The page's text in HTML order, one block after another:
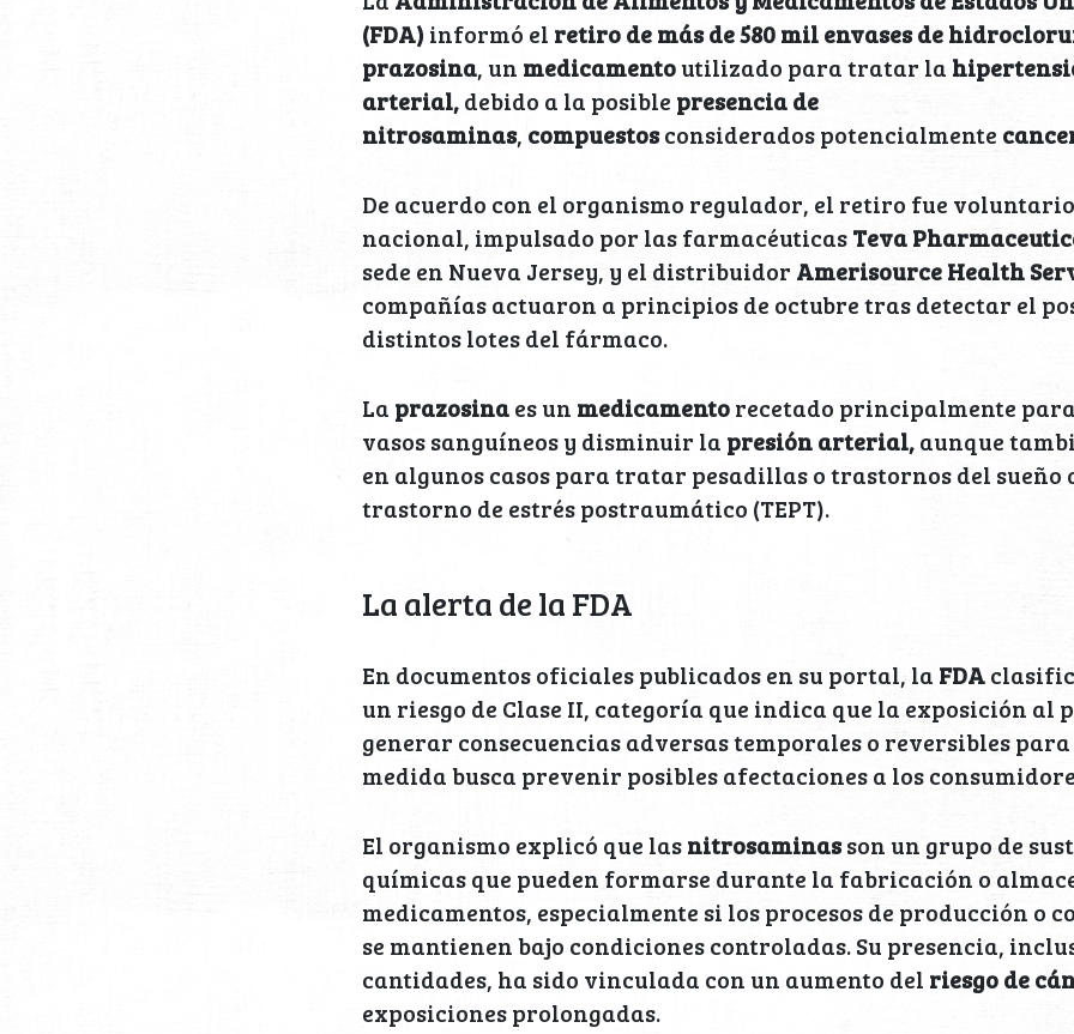
(FDA) informó el retiro de más de 580 mil envases de
prazosina, un medicamentoutilizado para tratar la
arterial,debido a la posible presencia de
nitrosaminas, compuestosconsiderados potencialmente
De acuerdo con el organismo regulador, el retiro fue
nacional, impulsado por las farmacéuticasTeva
sede en Nueva Jersey, y el distribuidor Amerisource Health
compañías actuaron a principios de octubre tras detectar el
distintos lotes del fármaco.
La prazosinaes un medicamentorecetado principalmente
vasos sanguíneos y disminuir la presión arterial,aunque
en algunos casos para tratar pesadillas o trastornos del sueño
trastorno de estrés postraumático (TEPT).
La alerta de la FDA
En documentos oficiales publicados en su portal, la FDA
un riesgo de Clase II, categoría que indica que la exposición al
generar consecuencias adversas temporales o reversibles
medida busca prevenir posibles afectaciones a los
El organismo explicó que lasnitrosaminasson un grupo de
químicas que pueden formarse durante la fabricación o
medicamentos, especialmente si los procesos de producción o
se mantienen bajo condiciones controladas. Su presencia,
cantidades, ha sido vinculada con un aumento del riesgo de
exposiciones prolongadas.